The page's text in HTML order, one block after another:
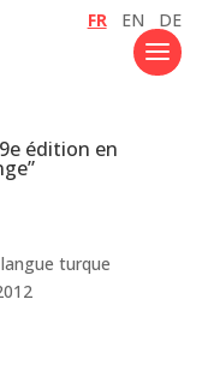
FR EN DE
édition en
turque